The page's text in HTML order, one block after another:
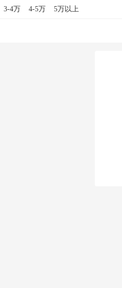
建筑会计 法务会计 结算会计
3-4万 4-5万 5万以上